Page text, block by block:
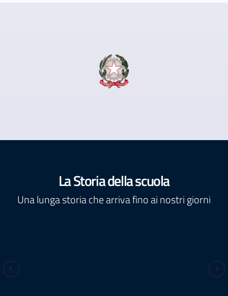
La Storia della scuola
Una lunga storia che arriva fino ai nostri giorni